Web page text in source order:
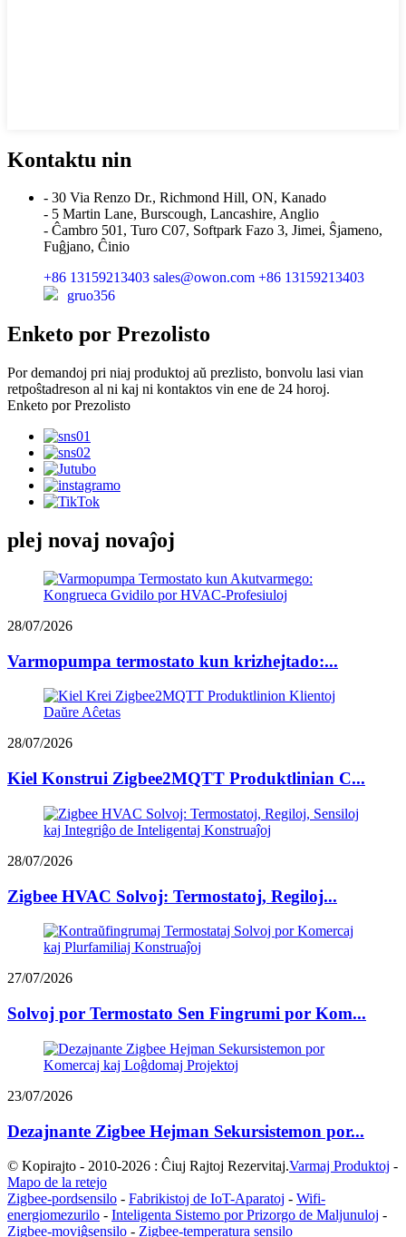
Kontaktu nin
- 30 Via Renzo Dr., Richmond Hill, ON, Kanado
- 5 Martin Lane, Burscough, Lancashire, Anglio
- Ĉambro 501, Turo C07, Softpark Fazo 3, Jimei, Ŝjameno,
Fuĝjano, Ĉinio
+86 13159213403 sales@owon.com +86 13159213403
gruo356
Enketo por Prezolisto
Por demandoj pri niaj produktoj aŭ prezlisto, bonvolu lasi vian
retpoŝtadreson al ni kaj ni kontaktos vin ene de 24 horoj.
Enketo por Prezolisto
plej novaj novaĵoj
28/07/2026
Varmopumpa termostato kun krizhejtado:...
28/07/2026
Kiel Konstrui Zigbee2MQTT Produktlinian C...
28/07/2026
Zigbee HVAC Solvoj: Termostatoj, Regiloj...
27/07/2026
Solvoj por Termostato Sen Fingrumi por Kom...
23/07/2026
Dezajnante Zigbee Hejman Sekursistemon por...
© Kopirajto - 2010-2026 : Ĉiuj Rajtoj Rezervitaj.Varmaj Produktoj -
Mapo de la retejo
Zigbee-pordsensilo - Fabrikistoj de IoT-Aparatoj - Wifi-
energiomezurilo - Inteligenta Sistemo por Prizorgo de Maljunuloj -
Zigbee-moviĝsensilo - Zigbee-temperatura sensilo